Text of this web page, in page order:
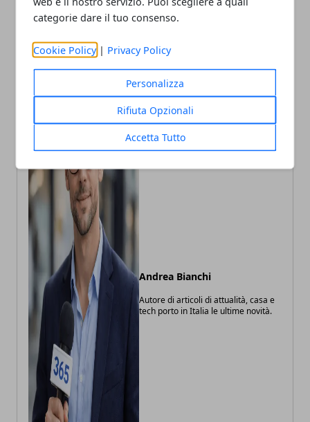
categorie dare il tuo consenso.
Cookie Policy | Privacy Policy
Personalizza
Rifiuta Opzionali
Accetta Tutto
Andrea Bianchi
Autore di articoli di attualità, casa e
tech porto in Italia le ultime novità.